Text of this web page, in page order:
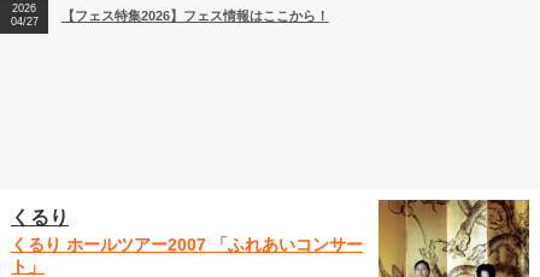
2026
04/27
【フェス特集2026】フェス情報はここから！
くるり
くるり ホールツアー2007 「ふれあいコンサー
ト」